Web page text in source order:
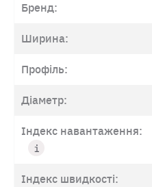
Бренд:
Ширина:
Профіль:
Діаметр:
Індекс навантаження:
Індекс швидкості: